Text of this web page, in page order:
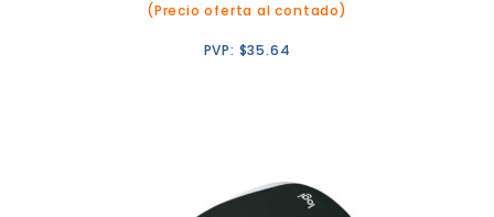
(Precio oferta al contado)
PVP: $35.64